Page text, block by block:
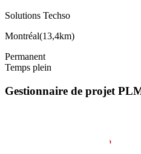
Solutions Techso
Montréal(13,4km)
Permanent
Temps plein
Gestionnaire de projet